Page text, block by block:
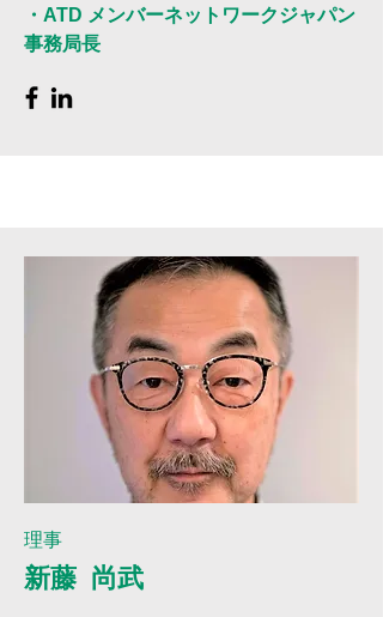
・ATD メンバーネットワークジャパン
事務局長
理事
新藤 尚武